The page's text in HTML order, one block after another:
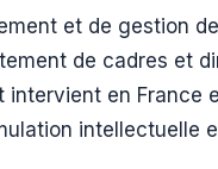
et de gestion
de cadres et
en France
intellectuelle